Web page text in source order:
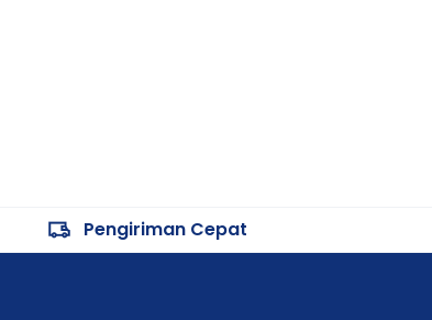
Pengiriman Cepat